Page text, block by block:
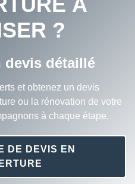
?
devis détaillé
et obtenez un devis
ou la rénovation de votre
à chaque étape.
DE DEVIS EN